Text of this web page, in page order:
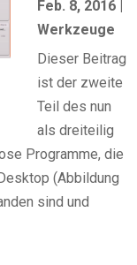
Feb. 8, 2016 |
Werkzeuge
Dieser Beitrag
ist der zweite
Teil des nun
als dreiteilig
Programme, die
(Abbildung
sind und